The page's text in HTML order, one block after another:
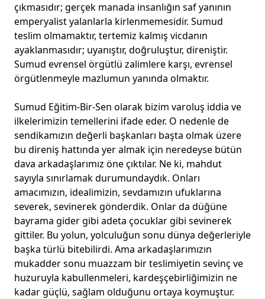
çıkmasıdır; gerçek manada insanlığın saf yanının
emperyalist yalanlarla kirlenmemesidir. Sumud
teslim olmamaktır, tertemiz kalmış vicdanın
ayaklanmasıdır; uyanıştır, doğruluştur, direniştir.
Sumud evrensel örgütlü zalimlere karşı, evrensel
örgütlenmeyle mazlumun yanında olmaktır.
Sumud Eğitim-Bir-Sen olarak bizim varoluş iddia ve
ilkelerimizin temellerini ifade eder. O nedenle de
sendikamızın değerli başkanları başta olmak üzere
bu direniş hattında yer almak için neredeyse bütün
dava arkadaşlarımız öne çıktılar. Ne ki, mahdut
sayıyla sınırlamak durumundaydık. Onları
amacımızın, idealimizin, sevdamızın ufuklarına
severek, sevinerek gönderdik. Onlar da düğüne
bayrama gider gibi adeta çocuklar gibi sevinerek
gittiler. Bu yolun, yolculuğun sonu dünya değerleriyle
başka türlü bitebilirdi. Ama arkadaşlarımızın
mukadder sonu muazzam bir teslimiyetin sevinç ve
huzuruyla kabullenmeleri, kardeşçebirliğimizin ne
kadar güçlü, sağlam olduğunu ortaya koymuştur.